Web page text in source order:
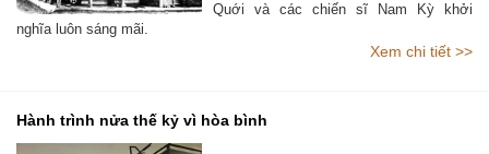
Quới và các chiến sĩ Nam Kỳ khởi
nghĩa luôn sáng mãi.
Xem chi tiết >>
Hành trình nửa thế kỷ vì hòa bình